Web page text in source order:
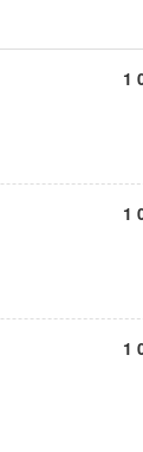
1
1
1